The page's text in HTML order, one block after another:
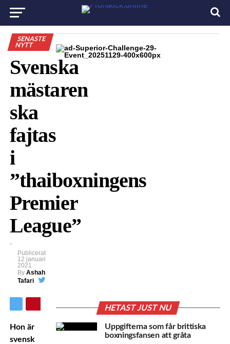
SENASTE
NYTT
Svenska
mästaren
ska
fajtas
i
”thaiboxningens
Premier
League”
Publicerat
12 januari
2021
By Ashah
Tafari
Hon är
svensk
HETAST JUST NU
Uppgifterna som får brittiska
boxningsfansen att gråta